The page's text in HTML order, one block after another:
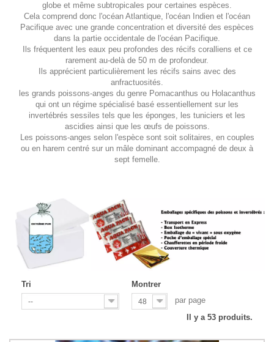
globe et même subtropicales pour certaines espèces.
Cela comprend donc l'océan Atlantique, l'océan Indien et l'océan
Pacifique avec une grande concentration et diversité des espèces
dans la partie occidentale de l'océan Pacifique.
Ils fréquentent les eaux peu profondes des récifs coralliens et ce
rarement au-delà de 50 m de profondeur.
Ils apprécient particulièrement les récifs sains avec des
anfractuosités.
les grands poissons-anges du genre Pomacanthus ou Holacanthus
qui ont un régime spécialisé basé essentiellement sur les
invertébrés sessiles tels que les éponges, les tuniciers et les
ascidies ainsi que les œufs de poissons.
Les poissons-anges selon l'espèce sont soit solitaires, en couples
ou en harem centré sur un mâle dominant accompagné de deux à
sept femelle.
Tri
--
Montrer
48
par page
Il y a 53 produits.